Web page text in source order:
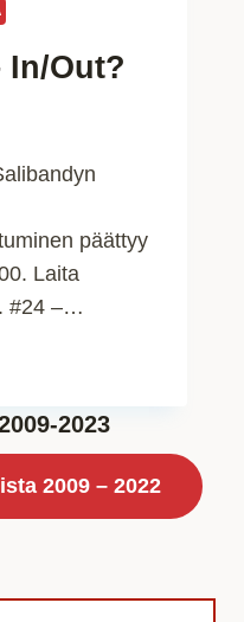
In/Out?
päättyy
Laita
#24 –…
2023
2009 – 2022